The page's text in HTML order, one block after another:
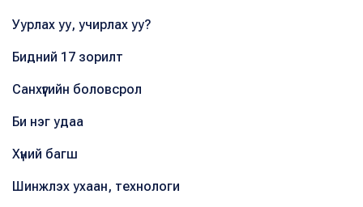
Уурлах уу, учирлах уу?
Бидний 17 зорилт
Санхүүгийн боловсрол
Би нэг удаа
Хүний багш
Шинжлэх ухаан, технологи